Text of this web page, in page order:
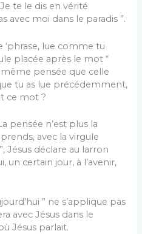
te le dis en vérité
avec moi dans le paradis ”.
‘phrase, lue comme tu
placée après le mot “
pensée que celle
tu as lue précédemment,
ce mot ?
pensée n’est plus la
avec la virgule
Jésus déclare au larron
un certain jour, à l’avenir,
” ne s’applique pas
avec Jésus dans le
Jésus parlait.